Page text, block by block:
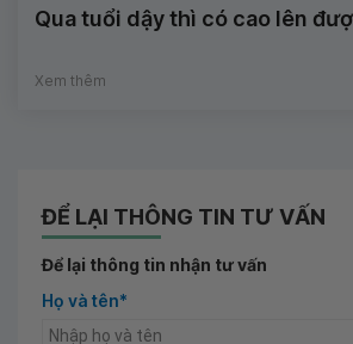
Qua tuổi dậy thì có cao lên
Xem thêm
ĐỂ LẠI THÔNG TIN TƯ VẤN
Để lại thông tin nhận tư vấn
Họ và tên*